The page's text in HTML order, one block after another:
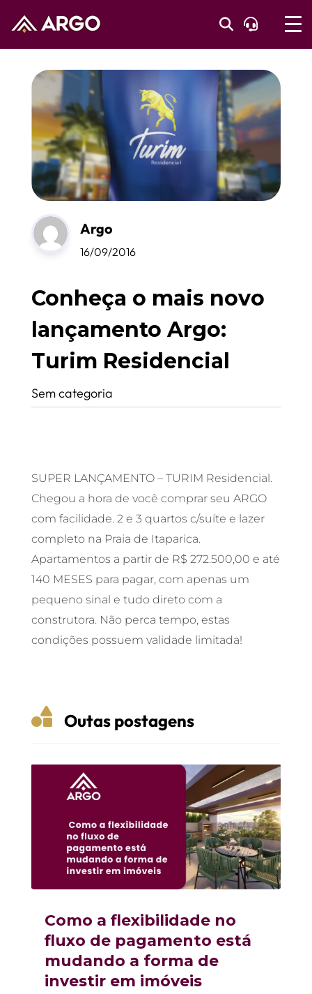
Argo
16/09/2016
Conheça o mais novo
lançamento Argo:
Turim Residencial
Sem categoria
SUPER LANÇAMENTO – TURIM Residencial.
Chegou a hora de você comprar seu ARGO
com facilidade. 2 e 3 quartos c/suíte e lazer
completo na Praia de Itaparica.
Apartamentos a partir de R$ 272.500,00 e até
140 MESES para pagar, com apenas um
pequeno sinal e tudo direto com a
construtora. Não perca tempo, estas
condições possuem validade limitada!
 Outas postagens
Como a flexibilidade no
fluxo de pagamento está
mudando a forma de
investir em imóveis